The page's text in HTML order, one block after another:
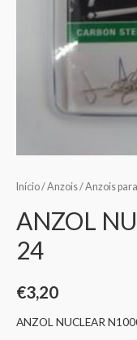
Início/Anzois/Anzois
ANZOL
24
€3,20
ANZOL NUCLEAR